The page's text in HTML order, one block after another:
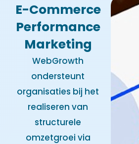
E-Commerce
Performance
Marketing
WebGrowth
ondersteunt
organisaties bij het
realiseren van
structurele
omzetgroei via